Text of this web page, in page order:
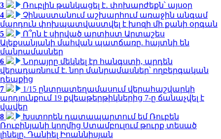
3
Ռուբլին թանկացել է․ փոխարժեքն՝ այսօր
4
Չինաստանում աշխարհում առաջին անգամ
մարդուն փոխպատվաստվել է խոզի մի քանի օրգան
5
Ո՞րն է սիրված արտիստ Արտաշես
Ալեքսանյանի մահվան պատճառը. հայտնի են
մանրամասներ
6
Նորայրը մեկնել էր հանգստի, արդեն
վերադառնում է. նոր մանրամասներ՝ ողբերգական
դեպքից
7
1/15 ընտրատեղամասում վերահաշվարկի
արդյունքում 19 քվեաթերթիկներից 7-ը ճանաչվել է
վավեր
8
Խստորեն դատապարտում եմ Ռուբեն
Ռուբինյանի կողմից Ստամբուլում թուրք տեսած
լինելը. Դանիել Իոաննիսյան